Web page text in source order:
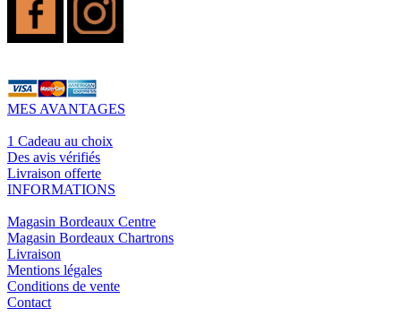
MES AVANTAGES
1 Cadeau au choix
Des avis vérifiés
Livraison offerte
INFORMATIONS
Magasin Bordeaux Centre
Magasin Bordeaux Chartrons
Livraison
Mentions légales
Conditions de vente
Contact